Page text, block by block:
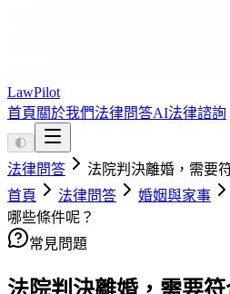
LawPilot
首頁 關於我們法律問答AI法律諮詢
🌓
法律問答
法院判決離婚，需要
首頁
法律問答 婚姻與家事
哪些條件呢？
常見問題